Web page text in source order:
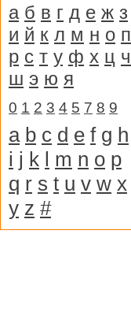
а б в г д е ж з
и й к л м н о п
р с т у ф х ц ч
ш э ю я
0 1 2 3 4 5 7 8 9
a b c d e f g h
i j k l m n o p
q r s t u v w x
y z #